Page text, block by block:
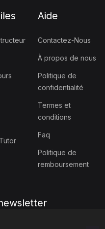
Aide
Contactez-Nous
À propos de nous
Politique de
confidentialité
Termes et
conditions
Faq
Politique de
remboursement